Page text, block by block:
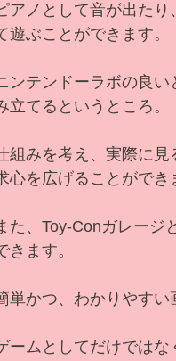
アノとして音が出た
遊ぶことができます。
ンテンドーラボの良
立てるというところ。
組みを考え、実際に
心を広げることができ
た、Toy-Conガレージ
きます。
単かつ、わかりやすい
ームとしてだけでは